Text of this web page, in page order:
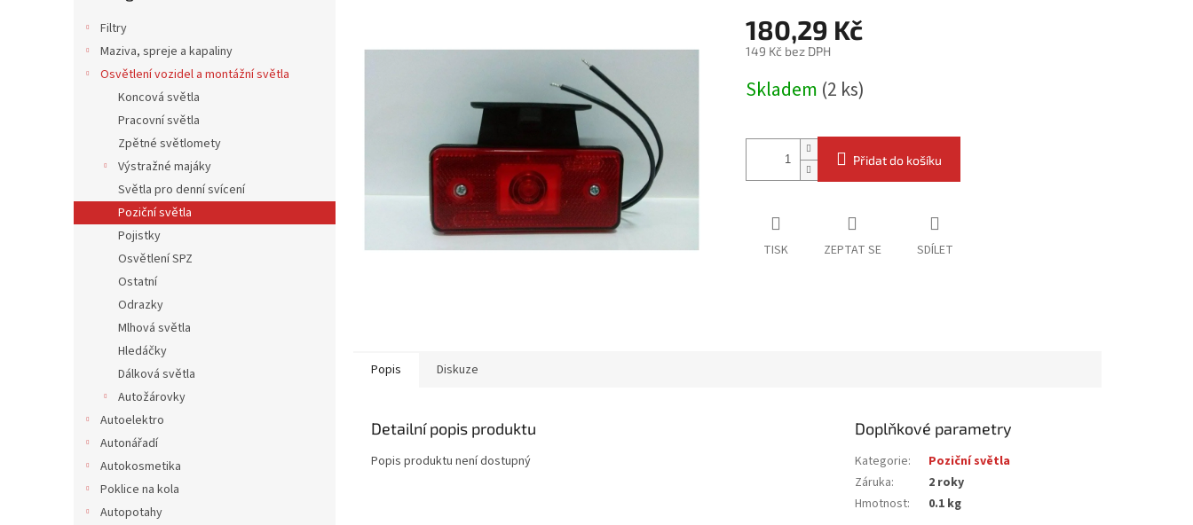
l
Filtry
Maziva, spreje a kapaliny
Osvětlení vozidel a montážní světla
Koncová světla
Pracovní světla
Zpětné světlomety
Výstražné majáky
Světla pro denní svícení
Poziční světla
Pojistky
Osvětlení SPZ
Ostatní
Odrazky
Mlhová světla
Hledáčky
Dálková světla
Autožárovky
Autoelektro
Autonářadí
Autokosmetika
Poklice na kola
Autopotahy
180,29 Kč
149 Kč bez DPH
cena:
Skladem (2 ks)
Přidat do košíku
TISK ZEPTAT SE SDÍLET
Popis Diskuze
Detailní popis produktu
Popis produktu není dostupný
Doplňkové parametry
Kategorie:
Poziční světla
Záruka:
2 roky
Hmotnost: 0.1 kg